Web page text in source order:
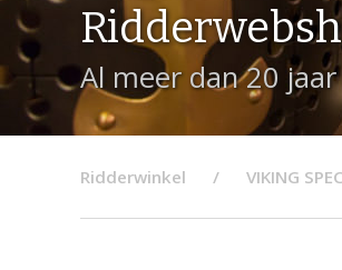
Al meer dan 20
Ridderwinkel VIKING